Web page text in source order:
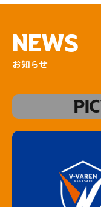
NEWS
お知らせ